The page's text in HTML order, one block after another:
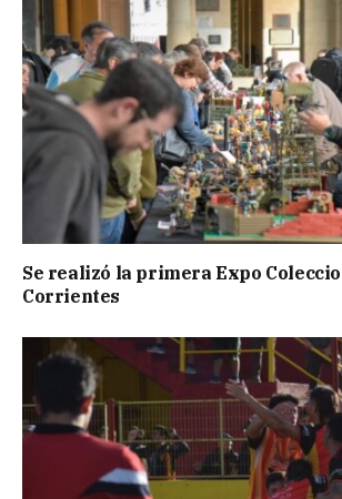
Se realizó la primera Expo
Corrientes